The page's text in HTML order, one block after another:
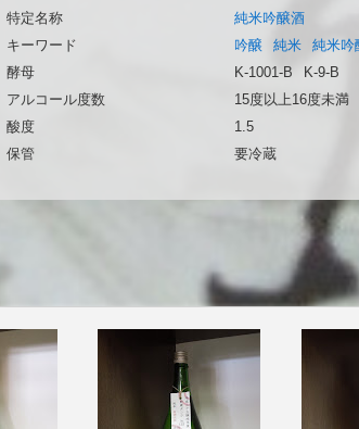
特定名称
純米吟醸酒
キーワード
吟醸 純米 純米吟
酵母
K-1001-B
K-9-B
アルコール度数
15度以上16度未満
酸度
1.5
保管
要冷蔵